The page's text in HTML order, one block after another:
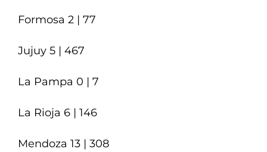
Formosa 2 | 77
Jujuy 5 | 467
La Pampa 0 | 7
La Rioja 6 | 146
Mendoza 13 | 308